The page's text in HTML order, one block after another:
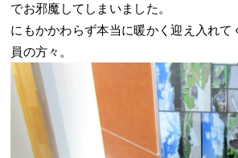
でお邪魔してしまいました。
にもかかわらず本当に暖かく迎え入れて
員の方々。